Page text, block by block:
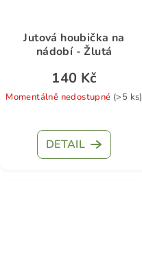
Jutová houbička na
nádobí - Žlutá
140 Kč
Momentálně nedostupné (>5 ks)
DETAIL